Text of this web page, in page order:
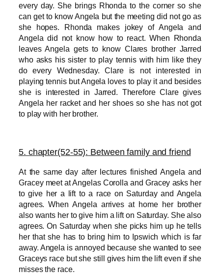
every day. She brings Rhonda to the corner so she
can get to know Angela but the meeting did not go as
she hopes. Rhonda makes jokey of Angela and
Angela did not know how to react. When Rhonda
leaves Angela gets to know Clares brother Jarred
who asks his sister to play tennis with him like they
do every Wednesday. Clare is not interested in
playing tennis but Angela loves to play it and besides
she is interested in Jarred. Therefore Clare gives
Angela her racket and her shoes so she has not got
to play with her brother.
5. chapter(52-55): Between family and friend
At the same day after lectures finished Angela and
Gracey meet at Angelas Corolla and Gracey asks her
to give her a lift to a race on Saturday and Angela
agrees. When Angela arrives at home her brother
also wants her to give him a lift on Saturday. She also
agrees. On Saturday when she picks him up he tells
her that she has to bring him to Ipswich which is far
away. Angela is annoyed because she wanted to see
Graceys race but she still gives him the lift even if she
misses the race.